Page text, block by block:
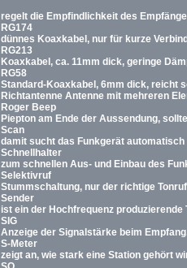
regelt die Empfindlichkeit des
RG174
dünnes Koaxkabel, nur für kurze
RG213
Koaxkabel, ca. 11mm dick, geringe
RG58
Standard-Koaxkabel, 6mm dick, reicht
Richtantenne Antenne mit mehreren
Roger Beep
Piepton am Ende der Aussendung,
Scan
damit sucht das Funkgerät automatisch
Schnellhalter
zum schnellen Aus- und Einbau des
Selektivruf
Stummschaltung, nur der richtige
Sender
ist ein der Hochfrequenz produzierende
SIG
Anzeige der Signalstärke beim
S-Meter
zeigt an, wie stark eine Station gehört